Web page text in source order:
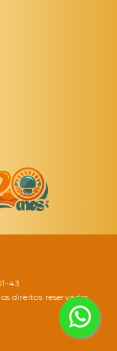
43
direitos reservados.